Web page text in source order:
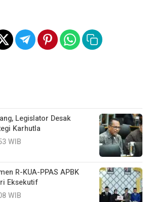
Legislator Desak
Karhutla
WIB
R-KUA-PPAS APBK
Eksekutif
WIB